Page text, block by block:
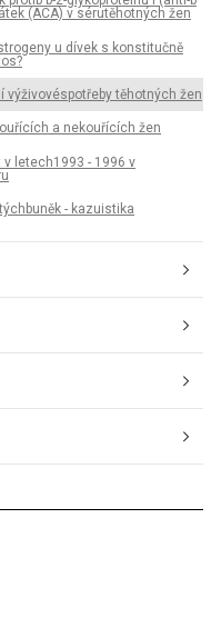
(ACA) v sérutěhotných žen
u dívek s konstitučně
těhotných žen
a nekouřících žen
letech1993 - 1996 v
- kazuistika